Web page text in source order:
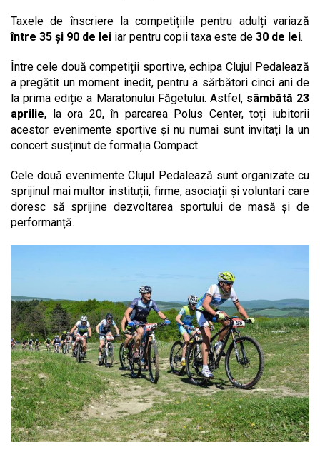
Taxele de înscriere la competițiile pentru adulți variază
între 35 și 90 de lei iar pentru copii taxa este de 30 de lei.
Între cele două competiții sportive, echipa Clujul Pedalează
a pregătit un moment inedit, pentru a sărbători cinci ani de
la prima ediție a Maratonului Făgetului. Astfel, sâmbătă 23
aprilie, la ora 20, în parcarea Polus Center, toți iubitorii
acestor evenimente sportive și nu numai sunt invitați la un
concert susținut de formația Compact.
Cele două evenimente Clujul Pedalează sunt organizate cu
sprijinul mai multor instituții, firme, asociații și voluntari care
doresc să sprijine dezvoltarea sportului de masă și de
performanță.